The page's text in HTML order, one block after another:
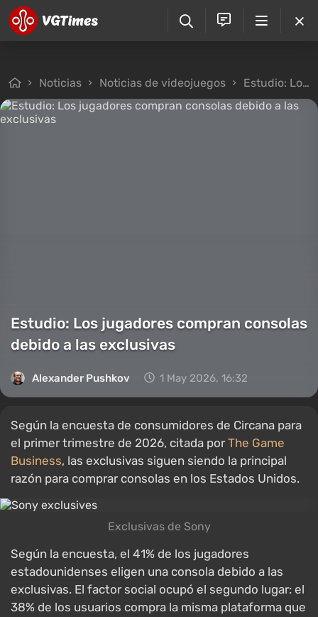
Noticias Noticias de videojuegos Estudio: Los jugadores compran consolas debido a las exclusivas
Estudio: Los jugadores compran consolas
debido a las exclusivas
Alexander Pushkov 1 May 2026, 16:32
Según la encuesta de consumidores de Circana para
el primer trimestre de 2026, citada porThe Game
Business, las exclusivas siguen siendo la principal
razón para comprar consolas en los Estados Unidos.
Exclusivas de Sony
Según la encuesta, el 41% de los jugadores
estadounidenses eligen una consola debido a las
exclusivas. El factor social ocupó el segundo lugar: el
38% de los usuarios compra la misma plataforma que